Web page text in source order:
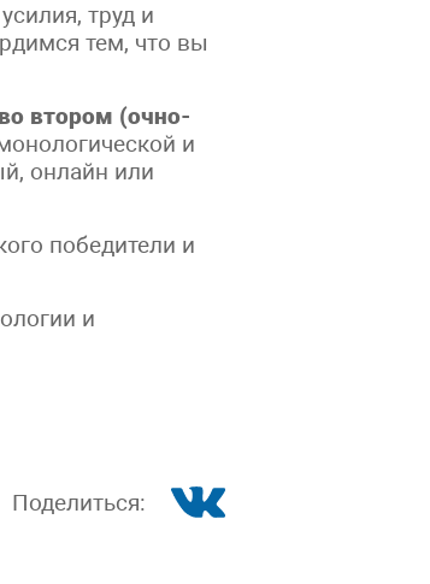
труд и
тем, что вы
во втором (очно-
и
онлайн или
победители и
и
Поделиться: